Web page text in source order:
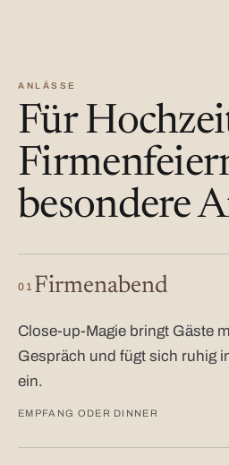
ANLÄSSE
Für
besondere
01 Firmenabend
Close-up-Magie bringt Gäste
Gespräch und fügt sich ruhig
ein.
EMPFANG ODER DINNER